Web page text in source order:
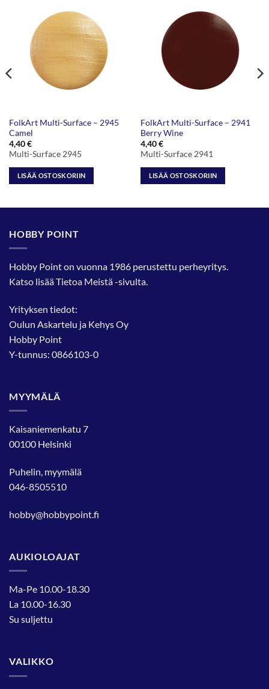
FolkArt Multi-Surface – 2945
Camel
4,40€
Multi-Surface 2945
LISÄÄ OSTOSKORIIN
FolkArt Multi-Surface – 2941
Berry Wine
4,40€
Multi-Surface 2941
LISÄÄ OSTOSKORIIN
HOBBY POINT
Hobby Point on vuonna 1986 perustettu perheyritys.
Katso lisääTietoa Meistä-sivulta.
Yrityksen tiedot:
Oulun Askartelu ja Kehys Oy
Hobby Point
Y-tunnus: 0866103-0
MYYMÄLÄ
Kaisaniemenkatu 7
00100 Helsinki
Puhelin, myymälä
046-8505510
hobby@hobbypoint.fi
AUKIOLOAJAT
Ma-Pe 10.00-18.30
La 10.00-16.30
Su suljettu
VALIKKO